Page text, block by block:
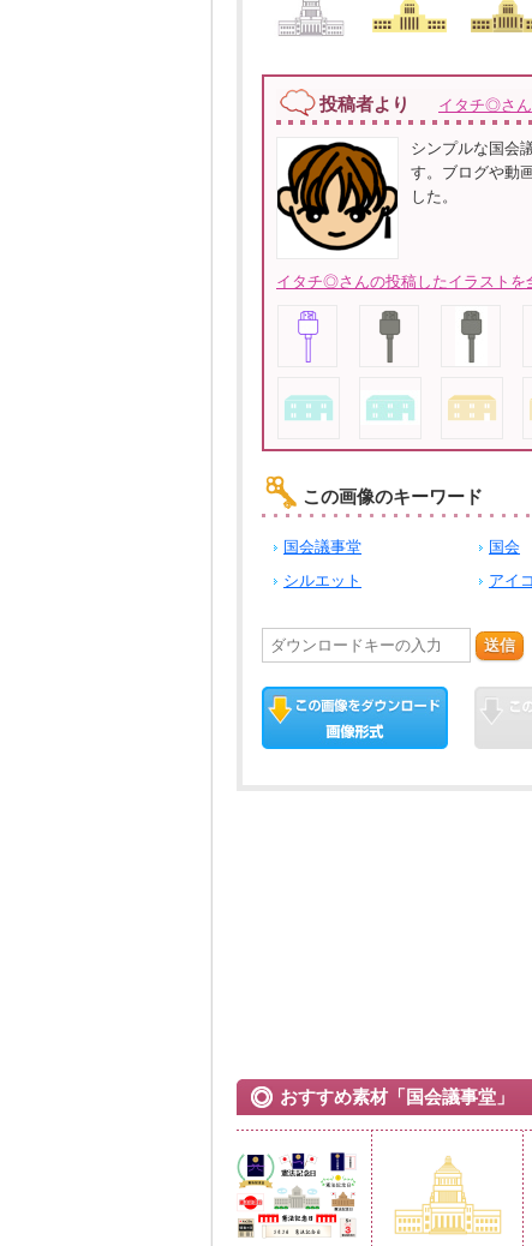
投稿者より イタチ◎さん
シンプルな国会
す。ブログや動
した。
イタチ◎さんの投稿したイラストを
この画像のキーワード
国会議事堂 国会
シルエット
アイ
送信
おすすめ素材「国会議事堂」